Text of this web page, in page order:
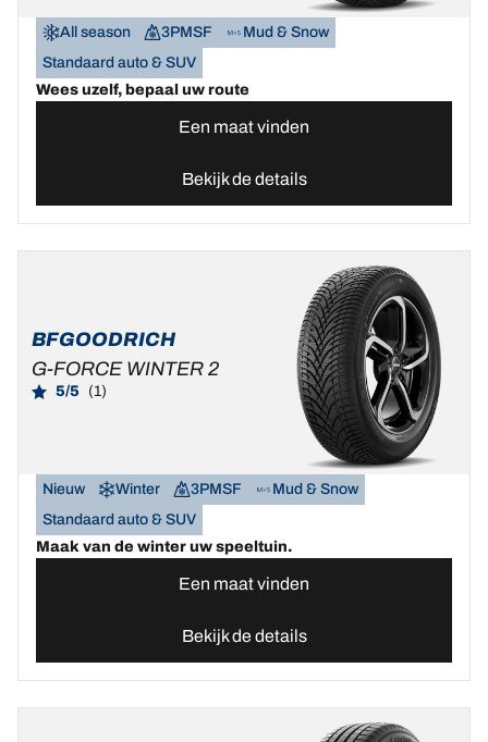
All season 3PMSF
Mud & Snow
Standaard auto & SUV
Wees uzelf, bepaal uw route
Een maat vinden
Bekijk de details
BFGOODRICH
G-FORCE WINTER 2
5/5 (1)
Nieuw Winter 3PMSF
Mud & Snow
Standaard auto & SUV
Maak van de winter uw speeltuin.
Een maat vinden
Bekijk de details